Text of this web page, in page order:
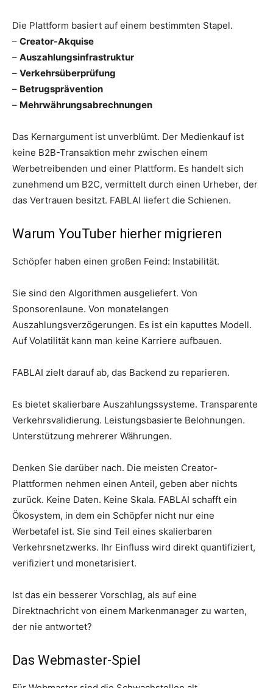
Die Plattform basiert auf einem bestimmten Stapel.
– Creator-Akquise
– Auszahlungsinfrastruktur
– Verkehrsüberprüfung
– Betrugsprävention
– Mehrwährungsabrechnungen
Das Kernargument ist unverblümt. Der Medienkauf ist
keine B2B-Transaktion mehr zwischen einem
Werbetreibenden und einer Plattform. Es handelt sich
zunehmend um B2C, vermittelt durch einen Urheber, der
das Vertrauen besitzt. FABLAI liefert die Schienen.
Warum YouTuber hierher migrieren
Schöpfer haben einen großen Feind: Instabilität.
Sie sind den Algorithmen ausgeliefert. Von
Sponsorenlaune. Von monatelangen
Auszahlungsverzögerungen. Es ist ein kaputtes Modell.
Auf Volatilität kann man keine Karriere aufbauen.
FABLAI zielt darauf ab, das Backend zu reparieren.
Es bietet skalierbare Auszahlungssysteme. Transparente
Verkehrsvalidierung. Leistungsbasierte Belohnungen.
Unterstützung mehrerer Währungen.
Denken Sie darüber nach. Die meisten Creator-
Plattformen nehmen einen Anteil, geben aber nichts
zurück. Keine Daten. Keine Skala. FABLAI schafft ein
Ökosystem, in dem ein Schöpfer nicht nur eine
Werbetafel ist. Sie sind Teil eines skalierbaren
Verkehrsnetzwerks. Ihr Einfluss wird direkt quantifiziert,
verifiziert und monetarisiert.
Ist das ein besserer Vorschlag, als auf eine
Direktnachricht von einem Markenmanager zu warten,
der nie antwortet?
Das Webmaster-Spiel